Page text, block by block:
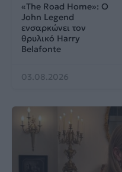
«The Road Home»: Ο
John Legend
ενσαρκώνει τον
θρυλικό Harry
Belafonte
03.08.2026